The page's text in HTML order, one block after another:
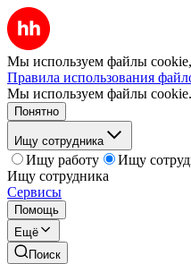
Мы используем файлы cookie,
Правила использования
Мы используем файлы cookie.
Понятно
Ищу сотрудника
Ищу работу
Ищу
Ищу сотрудника
Сервисы
Помощь
Ещё
Поиск